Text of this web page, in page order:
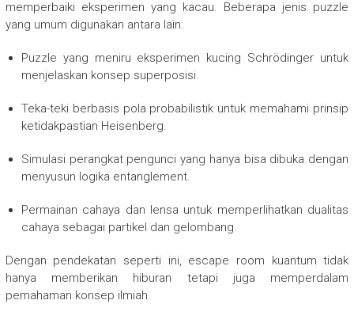
memperbaiki eksperimen yang kacau. Beberapa jenis puzzle
yang umum digunakan antara lain:
Puzzle yang meniru eksperimen kucing Schrödinger untuk
menjelaskan konsep superposisi.
Teka-teki berbasis pola probabilistik untuk memahami prinsip
ketidakpastian Heisenberg.
Simulasi perangkat pengunci yang hanya bisa dibuka dengan
menyusun logika entanglement.
Permainan cahaya dan lensa untuk memperlihatkan dualitas
cahaya sebagai partikel dan gelombang.
Dengan pendekatan seperti ini, escape room kuantum tidak
hanya memberikan hiburan tetapi juga memperdalam
pemahaman konsep ilmiah.